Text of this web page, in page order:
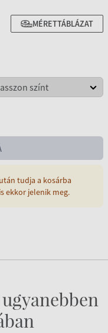
MÉRETTÁBLÁZAT
tudja a kosárba
ekkor jelenik meg.